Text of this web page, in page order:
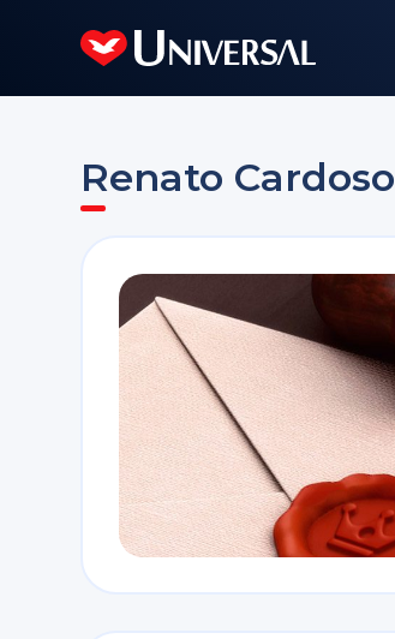
Renato Cardoso